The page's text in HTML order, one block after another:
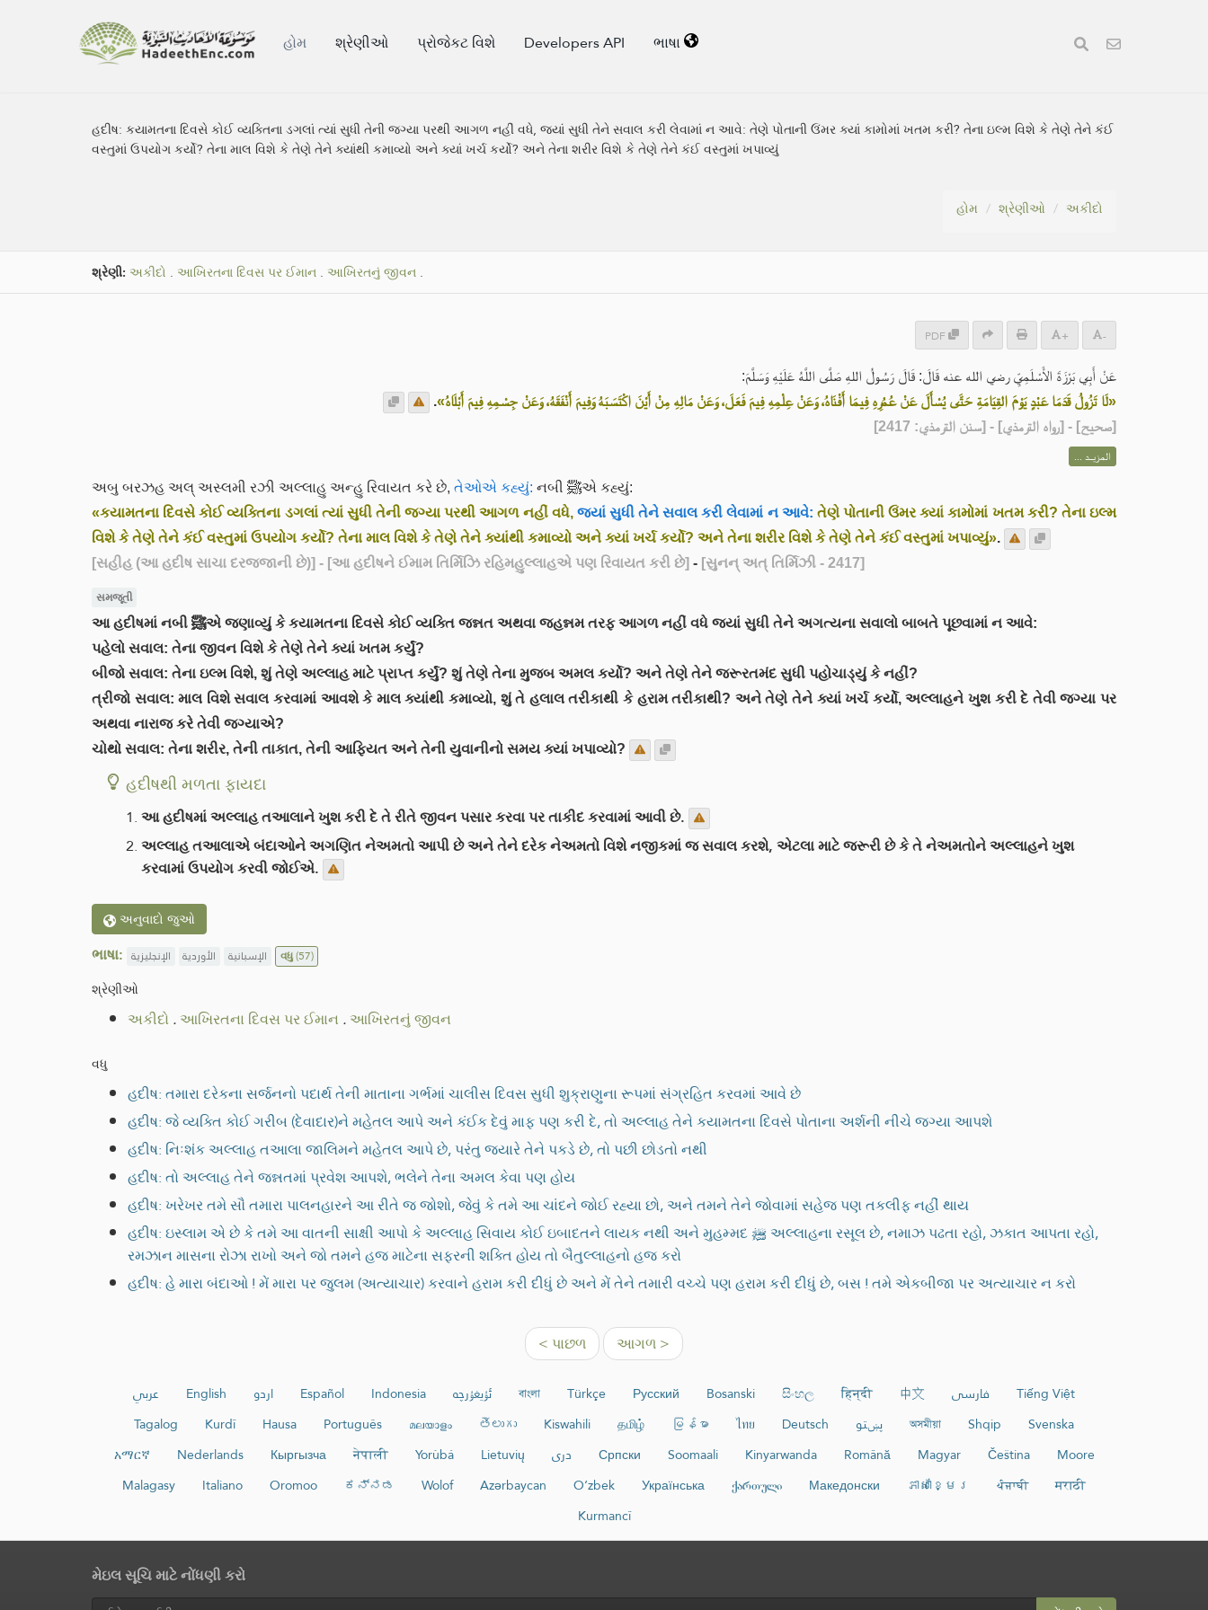
હોમ શ્રેણીઓ પ્રોજેકટ વિશે Developers API ભાષા
હદીષ:કયામતના દિવસે કોઈ વ્યક્તિના ડગલાં ત્યાં સુધી તેની જગ્યા પરથી આગળ નહીં વધે, જ્યાં સુધી તેને સવાલ કરી લેવામાં ન આવે: તેણે પોતાની ઉંમર ક્યાં કામોમાં ખતમ કરી? તેના ઇલ્મ વિશે કે તેણે તેને કંઈ
વસ્તુમાં ઉપયોગ કર્યો? તેના માલ વિશે કે તેણે તેને ક્યાંથી કમાવ્યો અને ક્યાં ખર્ચ કર્યો? અને તેના શરીર વિશે કે તેણે તેને કંઈ વસ્તુમાં ખપાવ્યું
હોમ શ્રેણીઓ અકીદો
શ્રેણી: અકીદો . આખિરતના દિવસ પર ઈમાન . આખિરતનું જીવન .
PDF + -
عَنْ أَبِي بَرْزَةَ الأَسْلَمِيِّ رضي الله عنه قَالَ: قَالَ رَسُولُ اللهِ صَلَّى اللَّهُ عَلَيْهِ وَسَلَّمَ:
«لَا تَزُولُ قَدَمَا عَبْدٍ يَوْمَ القِيَامَةِ حَتَّى يُسْأَلَ عَنْ عُمُرِهِ فِيمَا أَفْنَاهُ، وَعَنْ عِلْمِهِ فِيمَ فَعَلَ، وَعَنْ مَالِهِ مِنْ أَيْنَ اكْتَسَبَهُ وَفِيمَ أَنْفَقَهُ، وَعَنْ جِسْمِهِ فِيمَ أَبْلَاهُ».
[صحيح] - [رواه الترمذي] - [سنن الترمذي: 2417]
المزيــد ...
અબુ બરઝહ અલ્ અસ્લમી રઝી અલ્લાહુ અન્હુ રિવાયત કરે છે, તેઓએ કહ્યું:
નબી ﷺએ કહ્યું:
«કયામતના દિવસે કોઈ વ્યક્તિના ડગલાં ત્યાં સુધી તેની જગ્યા પરથી આગળ નહીં વધે,જ્યાં સુધી તેને સવાલ કરી લેવામાં ન આવે: તેણે પોતાની ઉંમર ક્યાં કામોમાં ખતમ કરી? તેના ઇલ્મ
વિશે કે તેણે તેને કંઈ વસ્તુમાં ઉપયોગ કર્યો? તેના માલ વિશે કે તેણે તેને ક્યાંથી કમાવ્યો અને ક્યાં ખર્ચ કર્યો? અને તેના શરીર વિશે કે તેણે તેને કંઈ વસ્તુમાં ખપાવ્યું».
[સહીહ (આ હદીષ સાચા દરજજાની છે)] - [આ હદીષને ઈમામ તિર્મિઝિ રહિમહુલ્લાહએ પણ રિવાયત કરી છે] - [સુનન્ અત્ તિર્મિઝી - 2417]
સમજૂતી
આ હદીષમાં નબી ﷺએ જણાવ્યું કે કયામતના દિવસે કોઈ વ્યક્તિ જન્નત અથવા જહન્નમ તરફ આગળ નહીં વધે જ્યાં સુધી તેને અગત્યના સવાલો બાબતે પૂછવામાં ન આવે:
પહેલો સવાલ: તેના જીવન વિશે કે તેણે તેને ક્યાં ખતમ કર્યું?
બીજો સવાલ: તેના ઇલ્મ વિશે, શું તેણે અલ્લાહ માટે પ્રાપ્ત કર્યું? શું તેણે તેના મુજબ અમલ કર્યો? અને તેણે તેને જરૂરતમંદ સુધી પહોચાડ્યું કે નહીં?
ત્રીજો સવાલ: માલ વિશે સવાલ કરવામાં આવશે કે માલ ક્યાંથી કમાવ્યો, શું તે હલાલ તરીકાથી કે હરામ તરીકાથી? અને તેણે તેને ક્યાં ખર્ચ કર્યો, અલ્લાહને ખુશ કરી દે તેવી જગ્યા પર
અથવા નારાજ કરે તેવી જગ્યાએ?
ચોથો સવાલ: તેના શરીર, તેની તાકાત, તેની આફિયત અને તેની યુવાનીનો સમય ક્યાં ખપાવ્યો?
હદીષથી મળતા ફાયદા
આ હદીષમાં અલ્લાહ તઆલાને ખુશ કરી દે તે રીતે જીવન પસાર કરવા પર તાકીદ કરવામાં આવી છે.
અલ્લાહ તઆલાએ બંદાઓને અગણિત નેઅમતો આપી છે અને તેને દરેક નેઅમતો વિશે નજીકમાં જ સવાલ કરશે, એટલા માટે જરૂરી છે કે તે નેઅમતોને અલ્લાહને ખુશ
કરવામાં ઉપયોગ કરવી જોઈએ.
અનુવાદો જુઓ
ભાષા: الإنجليزية الأوردية الإسبانية વધુ(57)
શ્રેણીઓ
અકીદો .આખિરતના દિવસ પર ઈમાન .આખિરતનું જીવન
વધુ
હદીષ: તમારા દરેકના સર્જનનો પદાર્થ તેની માતાના ગર્ભમાં ચાલીસ દિવસ સુધી શુક્રાણુના રૂપમાં સંગ્રહિત કરવમાં આવે છે
હદીષ: જે વ્યક્તિ કોઈ ગરીબ (દેવાદાર)ને મહેતલ આપે અને કંઈક દેવું માફ પણ કરી દે, તો અલ્લાહ તેને કયામતના દિવસે પોતાના અર્શની નીચે જગ્યા આપશે
હદીષ: નિઃશંક અલ્લાહ તઆલા જાલિમને મહેતલ આપે છે, પરંતુ જ્યારે તેને પકડે છે, તો પછી છોડતો નથી
હદીષ: તો અલ્લાહ તેને જન્નતમાં પ્રવેશ આપશે, ભલેને તેના અમલ કેવા પણ હોય
હદીષ: ખરેખર તમે સૌ તમારા પાલનહારને આ રીતે જ જોશો, જેવું કે તમે આ ચાંદને જોઈ રહ્યા છો, અને તમને તેને જોવામાં સહેજ પણ તકલીફ નહીં થાય
હદીષ: ઇસ્લામ એ છે કે તમે આ વાતની સાક્ષી આપો કે અલ્લાહ સિવાય કોઈ ઇબાદતને લાયક નથી અને મુહમ્મદ ﷺ અલ્લાહના રસૂલ છે, નમાઝ પઢતા રહો, ઝકાત આપતા રહો,
રમઝાન માસના રોઝા રાખો અને જો તમને હજ માટેના સફરની શક્તિ હોય તો બૈતુલ્લાહનો હજ કરો
હદીષ: હે મારા બંદાઓ ! મેં મારા પર જુલમ (અત્યાચાર) કરવાને હરામ કરી દીધું છે અને મેં તેને તમારી વચ્ચે પણ હરામ કરી દીધું છે, બસ ! તમે એકબીજા પર અત્યાચાર ન કરો
< પાછળ આગળ >
عربي English اردو Español Indonesia ئۇيغۇرچە বাংলা Türkçe Русский Bosanski සිංහල हिन्दी 中文 فارسی
Tiếng Việt
Tagalog
Kurdî Hausa Português മലയാളം తెలుగు Kiswahili தமிழ் မြန်မာ ไทย Deutsch پښتو অসমীয়া Shqip
Svenska
አማርኛ
Nederlands Кыргызча नेपाली Yorùbá Lietuvių دری Српски Soomaali Kinyarwanda Română Magyar Čeština
Moore
Malagasy
Italiano Oromoo ಕನ್ನಡ Wolof Azərbaycan O‘zbek Українська ქართული Македонски ភាសាខ្មែរ ਪੰਜਾਬੀ
मराठी
Kurmancî
મેઇલ સૂચિ માટે નોંધણી કરો